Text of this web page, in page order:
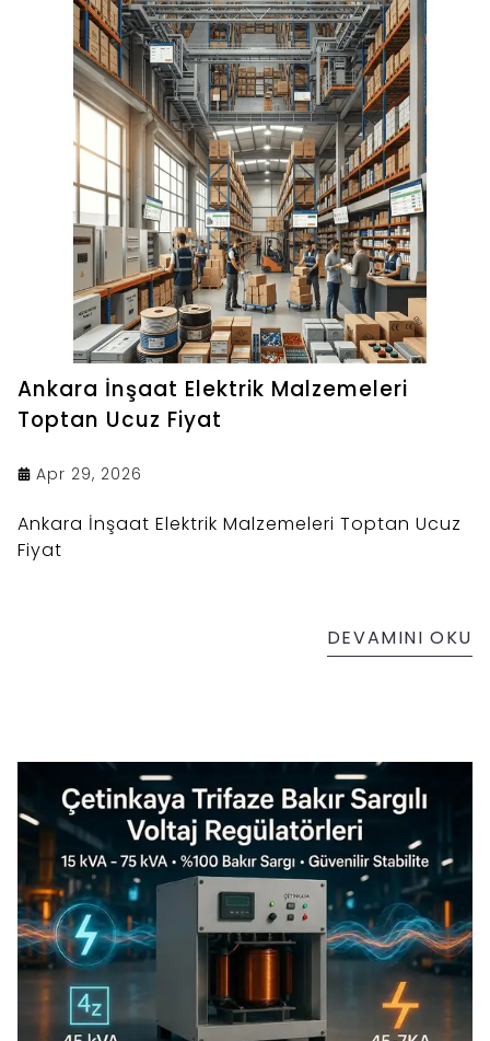
Ankara İnşaat Elektrik Malzemeleri
Toptan Ucuz Fiyat
Apr 29, 2026
Ankara İnşaat Elektrik Malzemeleri Toptan Ucuz
Fiyat
DEVAMINI OKU